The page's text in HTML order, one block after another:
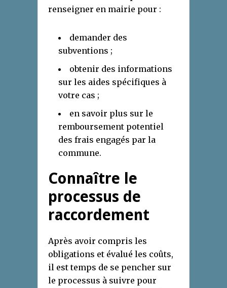
renseigner en mairie pour :
demander des
subventions ;
obtenir des informations
sur les aides spécifiques à
votre cas ;
en savoir plus sur le
remboursement potentiel
des frais engagés par la
commune.
Connaître le
processus de
raccordement
Après avoir compris les
obligations et évalué les coûts,
il est temps de se pencher sur
le processus à suivre pour